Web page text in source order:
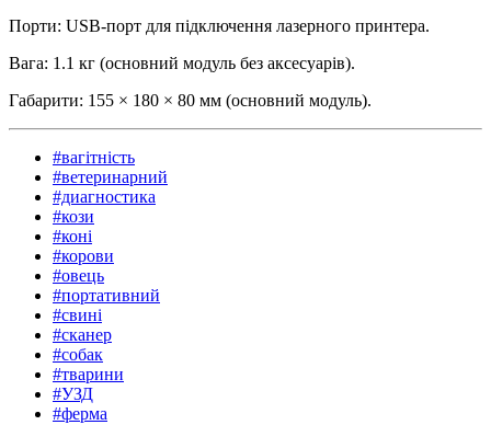
Порти: USB-порт для підключення лазерного принтера.
Вага: 1.1 кг (основний модуль без аксесуарів).
Габарити: 155 × 180 × 80 мм (основний модуль).
#вагітність
#ветеринарний
#диагностика
#кози
#коні
#корови
#овець
#портативний
#свині
#сканер
#собак
#тварини
#УЗД
#ферма